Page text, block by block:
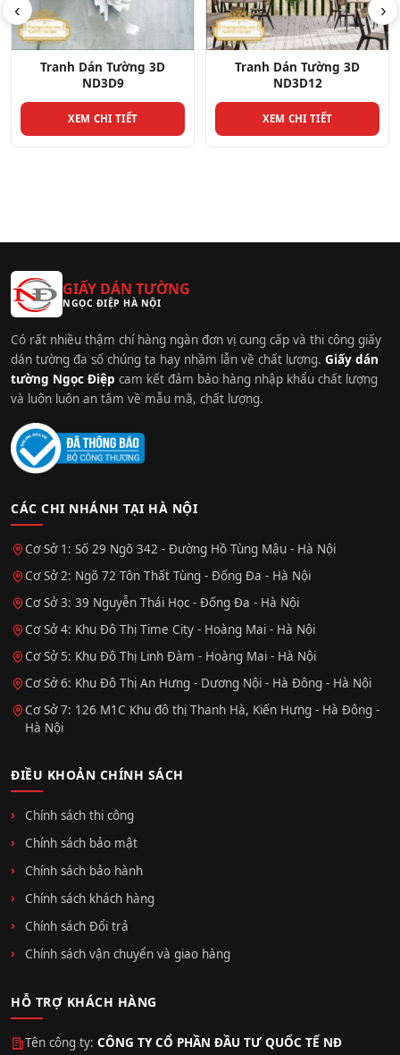
‹
Tranh Dán Tường 3D
ND3D12
XEM CHI TIẾT
Tranh Dán Tường 3D
ND3D2
XEM CHI TIẾT
›
GIẤY DÁN TƯỜNG
NGỌC ĐIỆP HÀ NỘI
Có rất nhiều thậm chí hàng ngàn đơn vị cung cấp và thi công giấy
dán tường đa số chúng ta hay nhầm lẫn về chất lượng. Giấy dán
tường Ngọc Điệp cam kết đảm bảo hàng nhập khẩu chất lượng
và luôn luôn an tâm về mẫu mã, chất lượng.
CÁC CHI NHÁNH TẠI HÀ NỘI
Cơ Sở 1: Số 29 Ngõ 342 - Đường Hồ Tùng Mậu - Hà Nội
Cơ Sở 2: Ngõ 72 Tôn Thất Tùng - Đống Đa - Hà Nội
Cơ Sở 3: 39 Nguyễn Thái Học - Đống Đa - Hà Nội
Cơ Sở 4: Khu Đô Thị Time City - Hoàng Mai - Hà Nội
Cơ Sở 5: Khu Đô Thị Linh Đàm - Hoàng Mai - Hà Nội
Cơ Sở 6: Khu Đô Thị An Hưng - Dương Nội - Hà Đông - Hà Nội
Cơ Sở 7: 126 M1C Khu đô thị Thanh Hà, Kiến Hưng - Hà Đông -
Hà Nội
ĐIỀU KHOẢN CHÍNH SÁCH
Chính sách thi công
Chính sách bảo mật
Chính sách bảo hành
Chính sách khách hàng
Chính sách Đổi trả
Chính sách vận chuyển và giao hàng
HỖ TRỢ KHÁCH HÀNG
Tên công ty: CÔNG TY CỔ PHẦN ĐẦU TƯ QUỐC TẾ NĐ